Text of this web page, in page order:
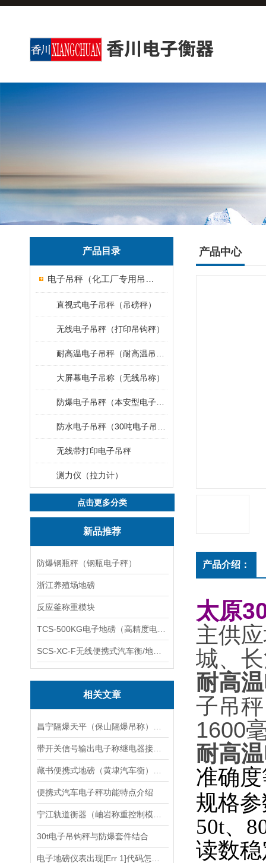
产品目录
电子吊秤（化工厂专用吊秤）
直视式电子吊秤（吊磅秤）
无线电子吊秤（打印吊钩秤）
大屏幕电子吊称（无线吊称）
无线带打印电子吊秤
测力仪（拉力计）
点击更多分类
新品推荐
防爆钢瓶秤（钢瓶电子秤）
浙江养殖场地磅
反应釜称重模块
相关文章
便携式汽车电子秤功能特点介绍
30t电子吊钩秤与防爆套件结合
产品中心
产品介绍：
太原
主供
城、
耐高
子吊
1600
耐高
准确
规格参
50t、
读数